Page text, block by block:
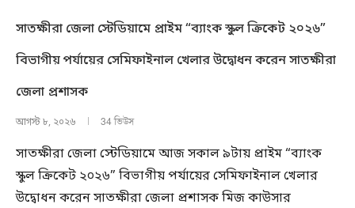
সাতক্ষীরা জেলা স্টেডিয়ামে প্রাইম “ব্যাংক স্কুল ক্রিকেট ২০২৬”
বিভাগীয় পর্যায়ের সেমিফাইনাল খেলার উদ্বোধন করেন সাতক্ষীরা
জেলা প্রশাসক
আগস্ট ৮, ২০২৬ 34 ভিউস
সাতক্ষীরা জেলা স্টেডিয়ামে আজ সকাল ৯টায় প্রাইম “ব্যাংক
স্কুল ক্রিকেট ২০২৬” বিভাগীয় পর্যায়ের সেমিফাইনাল খেলার
উদ্বোধন করেন সাতক্ষীরা জেলা প্রশাসক মিজ কাউসার